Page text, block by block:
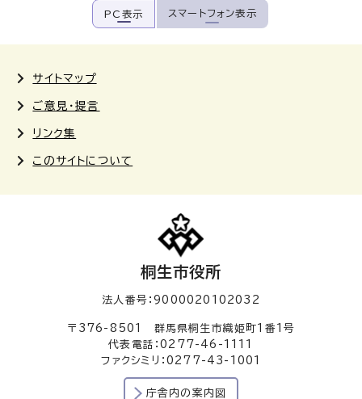
PC表示 スマートフォン表示
サイトマップ
ご意見・提言
リンク集
このサイトについて
桐生市役所
法人番号：9000020102032
〒376-8501 群馬県桐生市織姫町1番1号
代表電話：0277-46-1111
ファクシミリ：0277-43-1001
庁舎内の案内図